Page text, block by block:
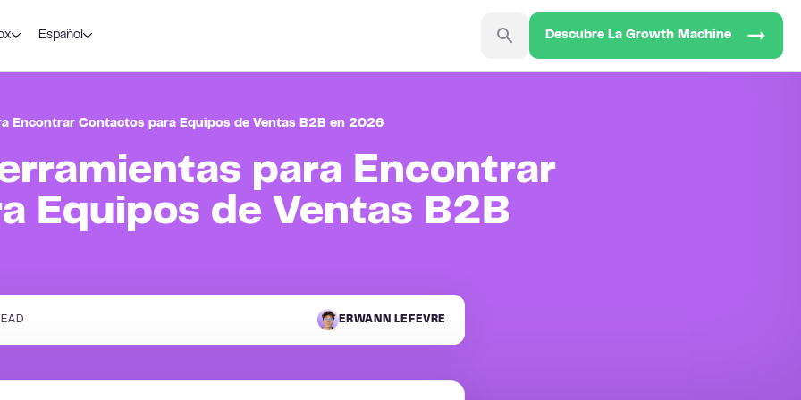
Español Descubre La Growth Machine
Encontrar Contactos para Equipos de Ventas B2B en 2026
para Encontrar
Equipos de Ventas B2B
ERWANN LEFEVRE